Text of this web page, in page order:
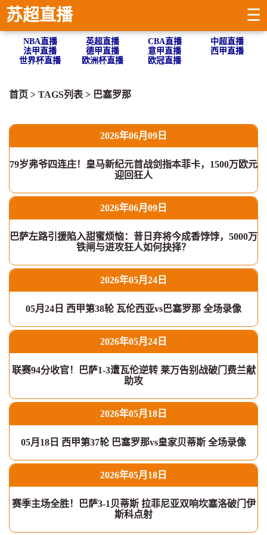
苏超直播 ☰
NBA直播 英超直播 CBA直播
中超直播
法甲直播
德甲直播 意甲直播
西甲直播
世界杯直播
欧洲杯直播 欧冠直播
首页 > TAGS列表 > 巴塞罗那
2026年06月09日
79岁弗爷四连庄！皇马新纪元首战剑指本菲卡，1500万欧元
迎回狂人
2026年06月09日
巴萨左路引援陷入甜蜜烦恼：昔日弃将今成香饽饽，5000万
铁闸与进攻狂人如何抉择？
2026年05月24日
05月24日 西甲第38轮 瓦伦西亚vs巴塞罗那 全场录像
2026年05月24日
联赛94分收官！巴萨1-3遭瓦伦逆转 莱万告别战破门费兰献
助攻
2026年05月18日
05月18日 西甲第37轮 巴塞罗那vs皇家贝蒂斯 全场录像
2026年05月18日
赛季主场全胜！巴萨3-1贝蒂斯 拉菲尼亚双响坎塞洛破门伊
斯科点射